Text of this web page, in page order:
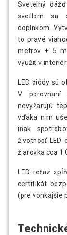
Svetelný
svetlom sa
doplnkom.
to pravé
metrov + 5
využiť v
LED diódy sú
V porovnaní
nevyžarujú
vďaka nim
inak
životnosť LED
žiarovka cca 1
LED reťaz
certifikát
(pre vonkajšie